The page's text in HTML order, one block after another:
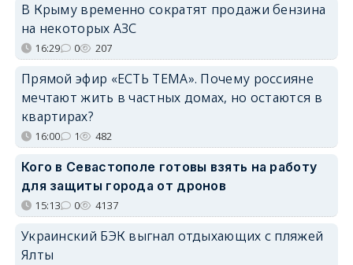
В Крыму временно сократят продажи бензина
на некоторых АЗС
16:29 0 207
Прямой эфир «ЕСТЬ ТЕМА». Почему россияне
мечтают жить в частных домах, но остаются в
квартирах?
16:00 1 482
Кого в Севастополе готовы взять на работу
для защиты города от дронов
15:13 0 4137
Украинский БЭК выгнал отдыхающих с пляжей
Ялты